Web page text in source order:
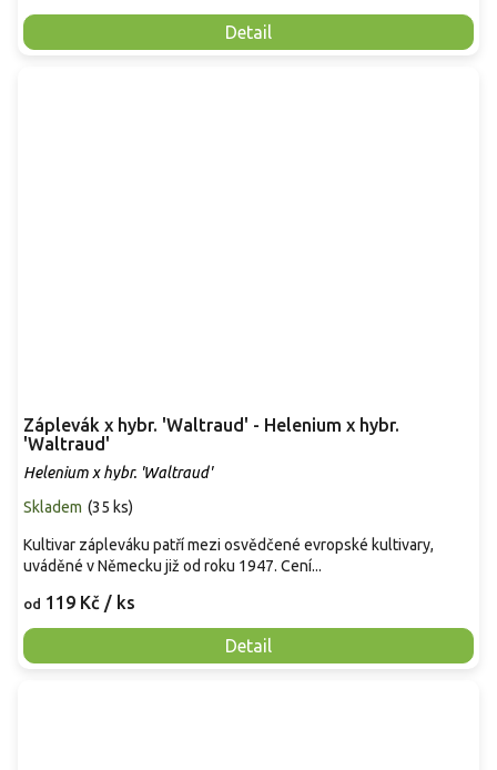
Detail
Záplevák x hybr. 'Waltraud' - Helenium x hybr.
'Waltraud'
Helenium x hybr. 'Waltraud'
Skladem (35 ks)
od 119 Kč / ks
Detail
Kultivar zápleváku patří mezi osvědčené evropské kultivary,
uváděné v Německu již od roku 1947. Cení...